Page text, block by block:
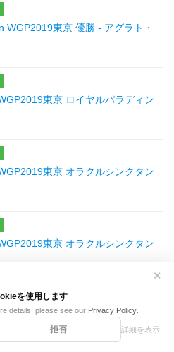
を使用します
details, please see our Privacy Policy.
拒否 詳細を表示
✕
WGP2019東京 優勝 - アグラト・
東京 ロイヤルパラディン
東京 オラクルシンクタン
東京 オラクルシンクタン
東京 エンジェルフェザー
さん